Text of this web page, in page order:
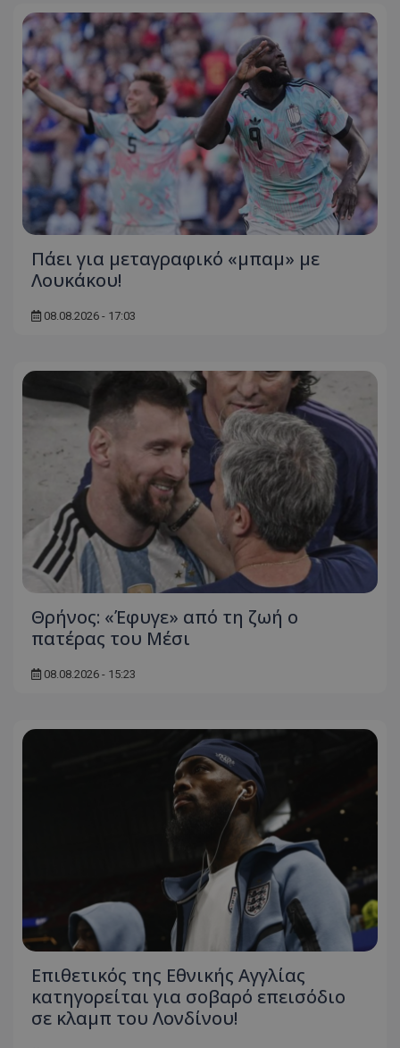
Πάει για μεταγραφικό «μπαμ» με
Λουκάκου!
08.08.2026 - 17:03
Θρήνος: «Έφυγε» από τη ζωή ο
πατέρας του Μέσι
08.08.2026 - 15:23
Επιθετικός της Εθνικής Αγγλίας
κατηγορείται για σοβαρό επεισόδιο
σε κλαμπ του Λονδίνου!